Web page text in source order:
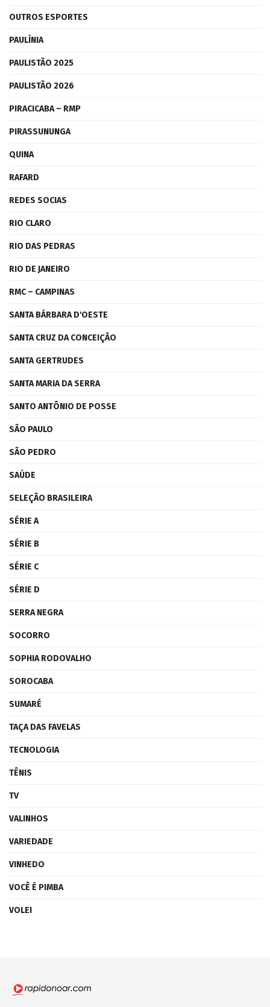
OUTROS ESPORTES
PAULÍNIA
PAULISTÃO 2025
PAULISTÃO 2026
PIRACICABA – RMP
PIRASSUNUNGA
QUINA
RAFARD
REDES SOCIAS
RIO CLARO
RIO DAS PEDRAS
RIO DE JANEIRO
RMC – CAMPINAS
SANTA BÁRBARA D'OESTE
SANTA CRUZ DA CONCEIÇÃO
SANTA GERTRUDES
SANTA MARIA DA SERRA
SANTO ANTÔNIO DE POSSE
SÃO PAULO
SÃO PEDRO
SAÚDE
SELEÇÃO BRASILEIRA
SÉRIE A
SÉRIE B
SÉRIE C
SÉRIE D
SERRA NEGRA
SOCORRO
SOPHIA RODOVALHO
SOROCABA
SUMARÉ
TAÇA DAS FAVELAS
TECNOLOGIA
TÊNIS
TV
VALINHOS
VARIEDADE
VINHEDO
VOCÊ É PIMBA
VOLEI